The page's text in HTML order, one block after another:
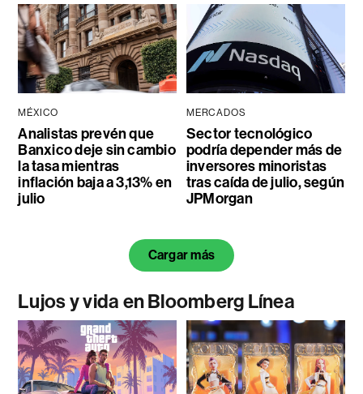
MÉXICO
Analistas prevén que
Banxico deje sin cambio
la tasa mientras
inflación baja a 3,13% en
julio
MERCADOS
Sector tecnológico
podría depender más de
inversores minoristas
tras caída de julio, según
JPMorgan
Cargar más
Lujos y vida en Bloomberg Línea